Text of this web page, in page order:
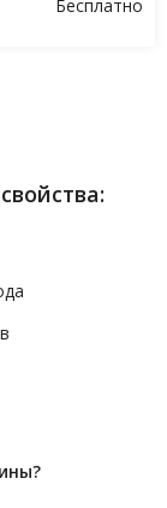
Бесплатно